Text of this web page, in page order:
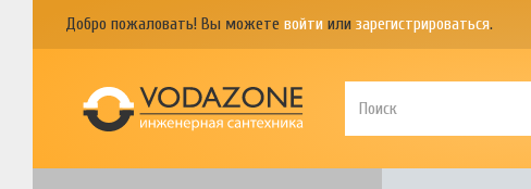
Добро пожаловать! Вы можете войти или зарегистрироваться.